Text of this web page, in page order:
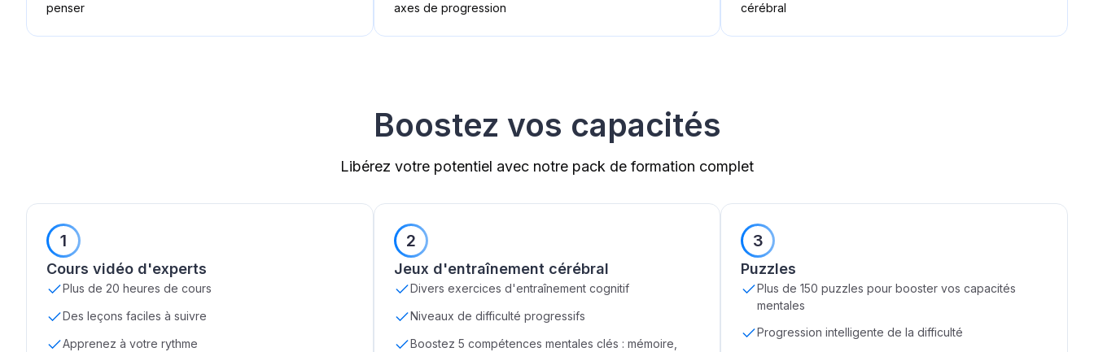
penser
axes de progression
cérébral
Boostez vos capacités
Libérez votre potentiel avec notre pack de formation complet
1
Cours vidéo d'experts
Plus de 20 heures de cours
Des leçons faciles à suivre
Apprenez à votre rythme
2
Jeux d'entraînement cérébral
Divers exercices d'entraînement cognitif
Niveaux de difficulté progressifs
Boostez 5 compétences mentales clés : mémoire,
3
Puzzles
Plus de 150 puzzles pour booster vos capacités
mentales
Progression intelligente de la difficulté